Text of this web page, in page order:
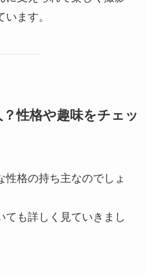
ます。
性格や趣味をチェッ
格の持ち主なのでしょ
ても詳しく見ていきまし